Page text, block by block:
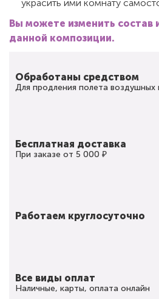
украсить ими комнату
Вы можете изменить состав
данной композиции.
Обработаны средством
Для продления полета воздушных
Бесплатная доставка
При заказе от 5 000 ₽
Работаем круглосуточно
Все виды оплат
Наличные, карты, оплата онлайн